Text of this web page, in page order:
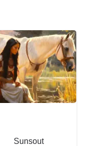
Sunsout